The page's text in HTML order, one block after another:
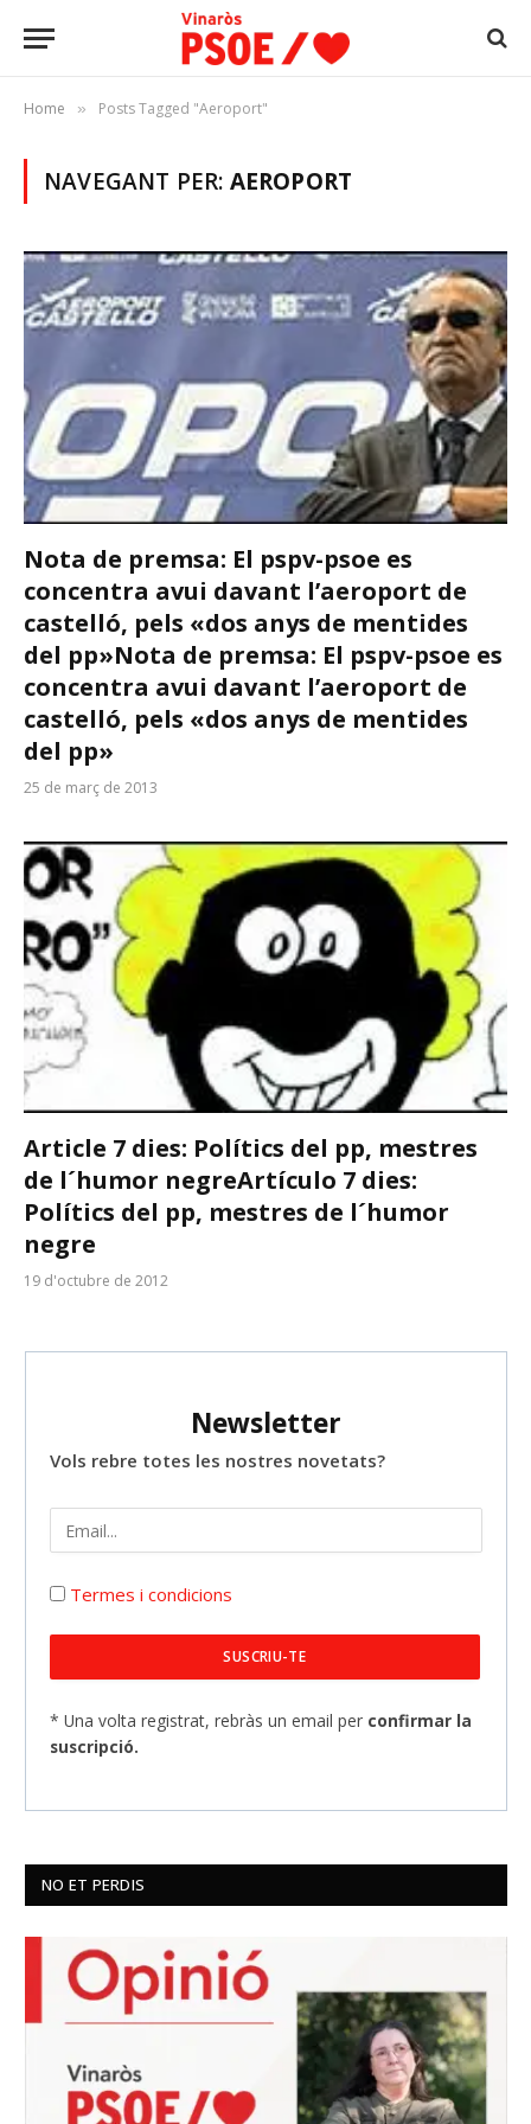
Home » Posts Tagged "Aeroport"
NAVEGANT PER: AEROPORT
Nota de premsa: El pspv-psoe es
concentra avui davant l’aeroport de
castelló, pels «dos anys de mentides
del pp»Nota de premsa: El pspv-psoe es
concentra avui davant l’aeroport de
castelló, pels «dos anys de mentides
del pp»
25 de març de 2013
Article 7 dies: Polítics del pp, mestres
de l´humor negreArtículo 7 dies:
Polítics del pp, mestres de l´humor
negre
19 d'octubre de 2012
Newsletter
Vols rebre totes les nostres novetats?
Termes i condicions
* Una volta registrat, rebràs un email per confirmar la
suscripció.
NO ET PERDIS